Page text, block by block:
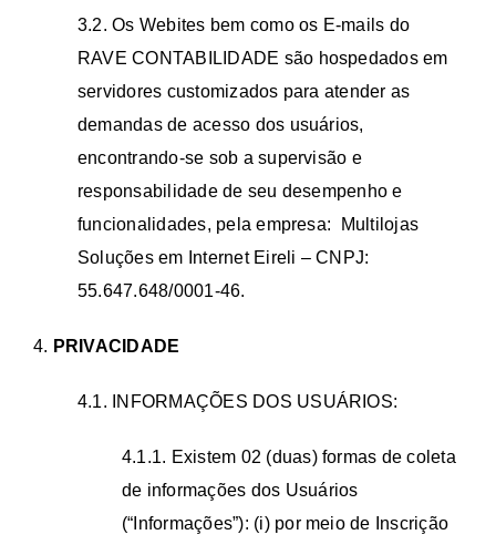
3.2. Os Webites bem como os E-mails do
RAVE CONTABILIDADE são hospedados em
servidores customizados para atender as
demandas de acesso dos usuários,
encontrando-se sob a supervisão e
responsabilidade de seu desempenho e
funcionalidades, pela empresa: Multilojas
Soluções em Internet Eireli – CNPJ:
55.647.648/0001-46.
4. PRIVACIDADE
4.1. INFORMAÇÕES DOS USUÁRIOS:
4.1.1. Existem 02 (duas) formas de coleta
de informações dos Usuários
(“Informações”): (i) por meio de Inscrição